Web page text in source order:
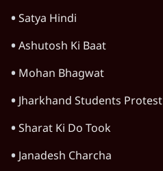
Satya Hindi
Ashutosh Ki Baat
Mohan Bhagwat
Jharkhand Students Protest
Sharat Ki Do Took
Janadesh Charcha